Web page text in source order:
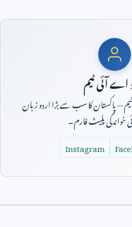
اے آئی ٹیم
— پاکستان کا سب سے بڑا اردو زبان
پلیٹ فارم۔
Instagram